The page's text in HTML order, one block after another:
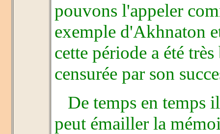
pouvons l'appeler
exemple d'Akhnaton
cette période a été
censurée par son
De temps en temps
peut émailler la